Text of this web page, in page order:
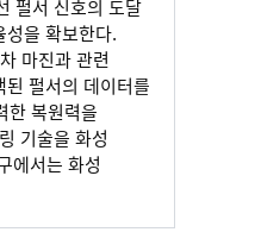
펄서 신호의 도달
을 확보한다.
마진과 관련
펄서의 데이터를
한 복원력을
기술을 화성
에서는 화성